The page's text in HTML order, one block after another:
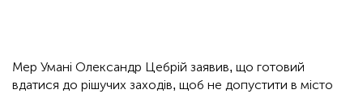
Мер Умані Олександр Цебрій заявив, що готовий
вдатися до рішучих заходів, щоб не допустити в місто